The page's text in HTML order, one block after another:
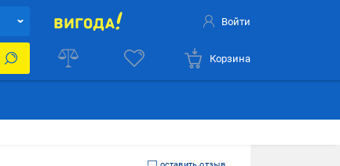
Войти
Корзина